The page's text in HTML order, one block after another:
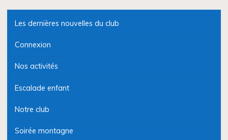
Les dernières nouvelles du club
Connexion
Nos activités
Escalade enfant
Notre club
Soirée montagne